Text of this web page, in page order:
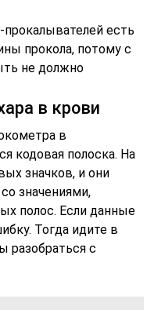
есть
прокола, потому с
не должно
в крови
в
кодовая полоска. На
значков, и они
значениями,
полос. Если данные
Тогда идите в
разобраться с